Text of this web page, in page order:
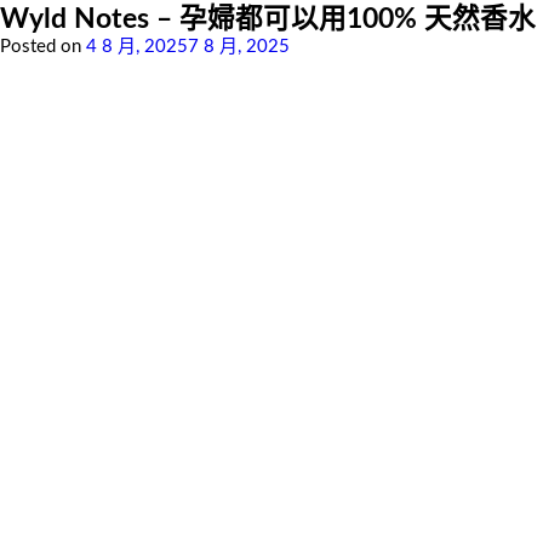
Wyld Notes – 孕婦都可以用100% 天然香水
Posted on 4 8 月, 2025 7 8 月, 2025